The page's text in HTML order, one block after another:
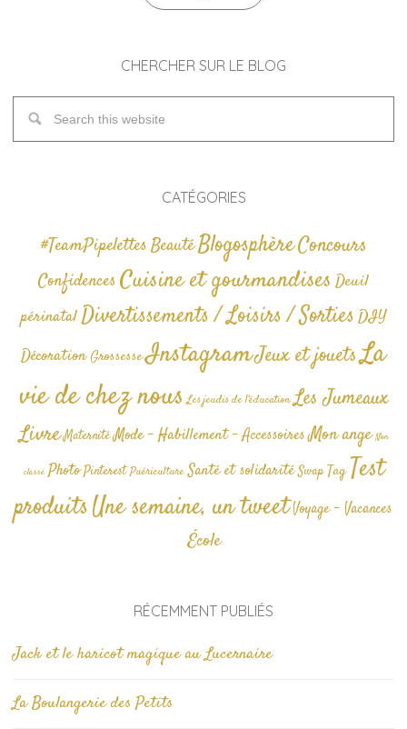
CHERCHER SUR LE BLOG
CATÉGORIES
#TeamPipelettesBeautéBlogosphèreConcours
Confidences Cuisine et gourmandises Deuil
périnatalDivertissements / Loisirs / SortiesDIY
Décoration GrossesseInstagramJeux et jouetsLa
vie de chez nous Les jeudis de l'éducation Les Jumeaux
Livre Maternité Mode - Habillement - AccessoiresMon ange Non
classé Photo Pinterest Puériculture Santé et solidarité Swap TagTest
produitsUne semaine, un tweetVoyage - Vacances
École
RÉCEMMENT PUBLIÉS
Jack et le haricot magique au Lucernaire
La Boulangerie des Petits